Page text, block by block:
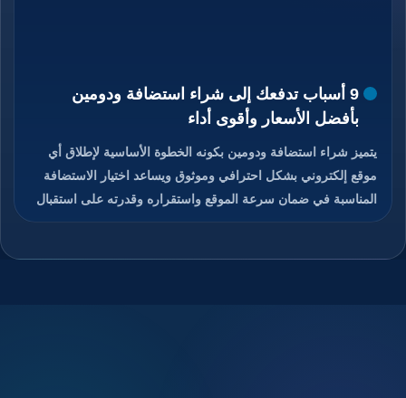
9 أسباب تدفعك إلى شراء استضافة ودومين
بأفضل الأسعار وأقوى أداء
يتميز شراء استضافة ودومين بكونه الخطوة الأساسية لإطلاق أي
موقع إلكتروني بشكل احترافي وموثوق ويساعد اختيار الاستضافة
المناسبة في ضمان سرعة الموقع واستقراره وقدرته على استقبال
الزوار دون انقطاع، كما يمنح الدومين هوية رقمية مميزة تسهل على